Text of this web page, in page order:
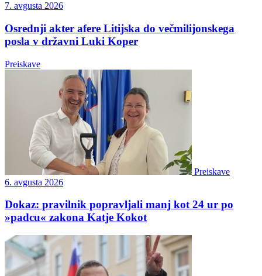
7. avgusta 2026
Osrednji akter afere Litijska do večmilijonskega
posla v državni Luki Koper
Preiskave
Preiskave
6. avgusta 2026
Dokaz: pravilnik popravljali manj kot 24 ur po
»padcu« zakona Katje Kokot